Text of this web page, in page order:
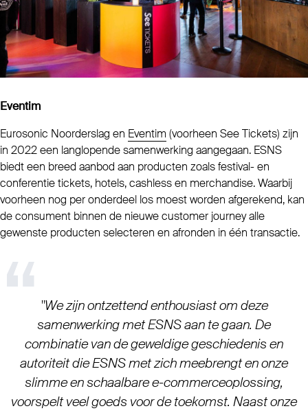
Eventim
Eurosonic Noorderslag en Eventim (voorheen See Tickets) zijn
in 2022 een langlopende samenwerking aangegaan. ESNS
biedt een breed aanbod aan producten zoals festival- en
conferentie tickets, hotels, cashless en merchandise. Waarbij
voorheen nog per onderdeel los moest worden afgerekend, kan
de consument binnen de nieuwe customer journey alle
gewenste producten selecteren en afronden in één transactie.
"We zijn ontzettend enthousiast om deze
samenwerking met ESNS aan te gaan. De
combinatie van de geweldige geschiedenis en
autoriteit die ESNS met zich meebrengt en onze
slimme en schaalbare e-commerceoplossing,
voorspelt veel goeds voor de toekomst. Naast onze